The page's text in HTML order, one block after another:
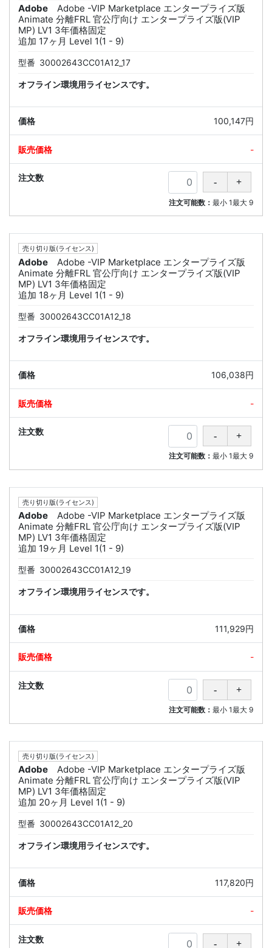
Adobe
Adobe -VIP Marketplace エンタープライズ版
Animate 分離FRL 官公庁向け エンタープライズ版(VIP
MP) LV1 3年価格固定
追加 17ヶ月 Level 1(1 - 9)
型番 30002643CC01A12_17
オフライン環境用ライセンスです。
100,147円
-
注文可能数：最小 1最大 9
売り切り版(ライセンス)
Adobe
Adobe -VIP Marketplace エンタープライズ版
Animate 分離FRL 官公庁向け エンタープライズ版(VIP
MP) LV1 3年価格固定
追加 18ヶ月 Level 1(1 - 9)
型番 30002643CC01A12_18
オフライン環境用ライセンスです。
106,038円
-
注文可能数：最小 1最大 9
売り切り版(ライセンス)
Adobe
Adobe -VIP Marketplace エンタープライズ版
Animate 分離FRL 官公庁向け エンタープライズ版(VIP
MP) LV1 3年価格固定
追加 19ヶ月 Level 1(1 - 9)
型番 30002643CC01A12_19
オフライン環境用ライセンスです。
111,929円
-
注文可能数：最小 1最大 9
売り切り版(ライセンス)
Adobe
Adobe -VIP Marketplace エンタープライズ版
Animate 分離FRL 官公庁向け エンタープライズ版(VIP
MP) LV1 3年価格固定
追加 20ヶ月 Level 1(1 - 9)
型番 30002643CC01A12_20
オフライン環境用ライセンスです。
117,820円
-